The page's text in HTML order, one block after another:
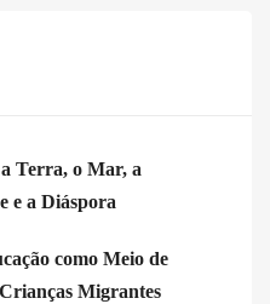
Terra, o Mar, a
e a Diáspora
como Meio de
Migrantes